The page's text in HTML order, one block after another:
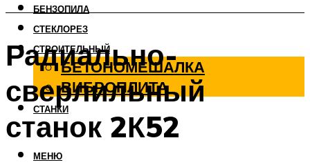
БЕНЗОПИЛА
СТЕКЛОРЕЗ
СТРОИТЕЛЬНЫЙ
БЕТОНОМЕШАЛКА
ВИБРОПЛИТА
СТАНКИ
МЕНЮ
Радиально-
сверлильный
станок 2К52